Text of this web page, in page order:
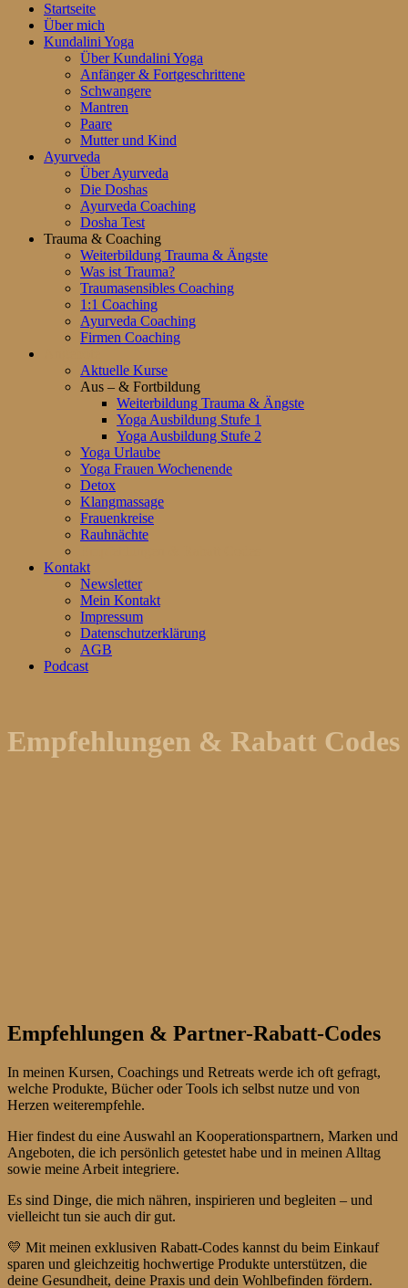
Startseite
Über mich
Kundalini Yoga
Über Kundalini Yoga
Anfänger & Fortgeschrittene
Schwangere
Mantren
Paare
Mutter und Kind
Ayurveda
Über Ayurveda
Die Doshas
Ayurveda Coaching
Dosha Test
Trauma & Coaching
Weiterbildung Trauma & Ängste
Was ist Trauma?
Traumasensibles Coaching
1:1 Coaching
Ayurveda Coaching
Firmen Coaching
Aktuelle Kurse
Aus – & Fortbildung
Weiterbildung Trauma & Ängste
Yoga Ausbildung Stufe 1
Yoga Ausbildung Stufe 2
Yoga Urlaube
Yoga Frauen Wochenende
Detox
Klangmassage
Frauenkreise
Rauhnächte
Kontakt
Newsletter
Mein Kontakt
Impressum
Datenschutzerklärung
AGB
Podcast
Empfehlungen & Rabatt Codes
Empfehlungen & Partner-Rabatt-Codes
In meinen Kursen, Coachings und Retreats werde ich oft gefragt,
welche Produkte, Bücher oder Tools ich selbst nutze und von
Herzen weiterempfehle.
Hier findest du eine Auswahl an Kooperationspartnern, Marken und
Angeboten, die ich persönlich getestet habe und in meinen Alltag
sowie meine Arbeit integriere.
Es sind Dinge, die mich nähren, inspirieren und begleiten – und
vielleicht tun sie auch dir gut.
💛 Mit meinen exklusiven Rabatt-Codes kannst du beim Einkauf
sparen und gleichzeitig hochwertige Produkte unterstützen, die
deine Gesundheit, deine Praxis und dein Wohlbefinden fördern.